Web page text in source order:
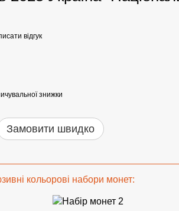
відгук
знижки
Замовити швидко
кольорові набори монет: